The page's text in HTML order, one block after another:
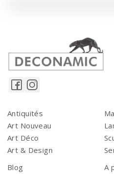
Antiquités
Art Nouveau
Art Déco
Art & Design
Blog
A